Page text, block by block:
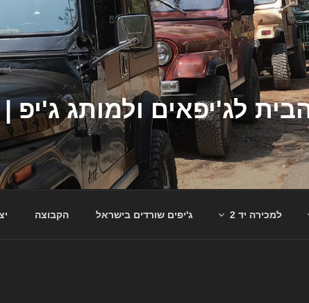
למכירה יד 2 ג'יפים שורדים בישראל הקבוצה